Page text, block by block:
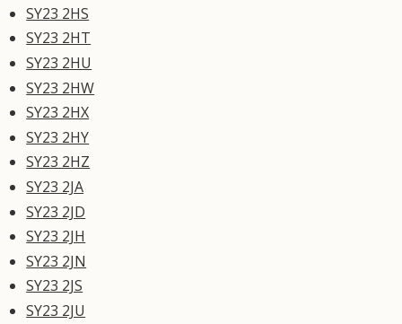
SY23 2HS
SY23 2HT
SY23 2HU
SY23 2HW
SY23 2HX
SY23 2HY
SY23 2HZ
SY23 2JA
SY23 2JD
SY23 2JH
SY23 2JN
SY23 2JS
SY23 2JU